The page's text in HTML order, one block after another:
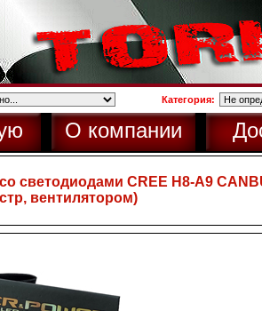
Категория:
О компании
светодиодами CREE H8-A9
вентилятором)